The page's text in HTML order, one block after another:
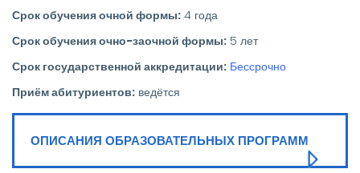
Срок обучения очной формы: 4 года
Срок обучения очно-заочной формы: 5 лет
Срок государственной аккредитации: Бессрочно
Приём абитуриентов: ведётся
ОПИСАНИЯ ОБРАЗОВАТЕЛЬНЫХ ПРОГРАММ